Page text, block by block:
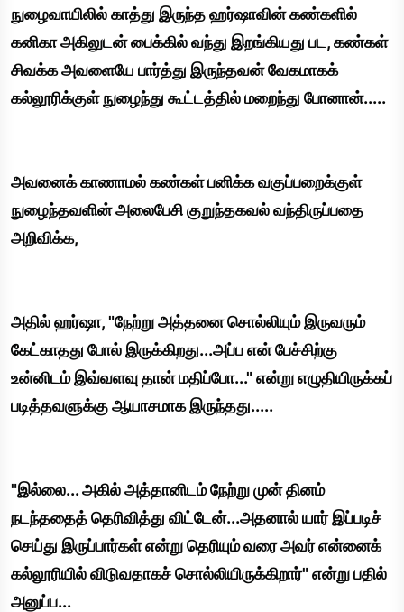
நுழைவாயிலில் காத்து இருந்த ஹர்ஷாவின் கண்களில்
கனிகா அகிலுடன் பைக்கில் வந்து இறங்கியது பட, கண்கள்
சிவக்க அவளையே பார்த்து இருந்தவன் வேகமாகக்
கல்லூரிக்குள் நுழைந்து கூட்டத்தில் மறைந்து போனான்.....
அவனைக் காணாமல் கண்கள் பனிக்க வகுப்பறைக்குள்
நுழைந்தவளின் அலைபேசி குறுந்தகவல் வந்திருப்பதை
அறிவிக்க,
அதில் ஹர்ஷா, "நேற்று அத்தனை சொல்லியும் இருவரும்
கேட்காதது போல் இருக்கிறது...அப்ப என் பேச்சிற்கு
உன்னிடம் இவ்வளவு தான் மதிப்போ..." என்று எழுதியிருக்கப்
படித்தவளுக்கு ஆயாசமாக இருந்தது.....
"இல்லை... அகில் அத்தானிடம் நேற்று முன் தினம்
நடந்ததைத் தெரிவித்து விட்டேன்...அதனால் யார் இப்படிச்
செய்து இருப்பார்கள் என்று தெரியும் வரை அவர் என்னைக்
கல்லூரியில் விடுவதாகச் சொல்லியிருக்கிறார்" என்று பதில்
அனுப்ப...